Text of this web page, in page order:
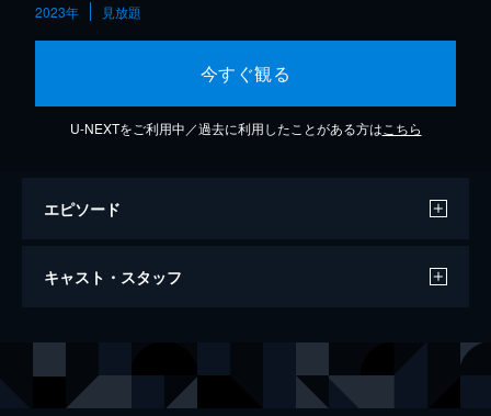
2023年 見放題
今すぐ観る
U-NEXTをご利用中／過去に利用したことがある方は こちら
エピソード
Children (What Time It Is)
キャスト・スタッフ